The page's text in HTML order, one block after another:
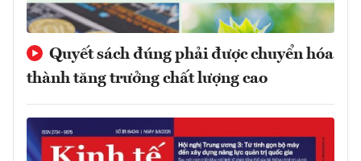
Quyết sách đúng phải được chuyển hóa
thành tăng trưởng chất lượng cao